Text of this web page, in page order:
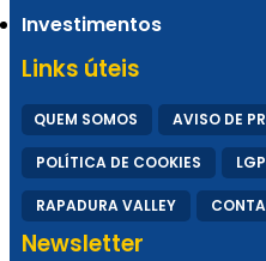
digitais em apenas
Healthtech Soffia
de Inovação 2024
Investimentos
Links úteis
QUEM SOMOS AVISO DE
POLÍTICA DE COOKIES
RAPADURA VALLEY
Newsletter